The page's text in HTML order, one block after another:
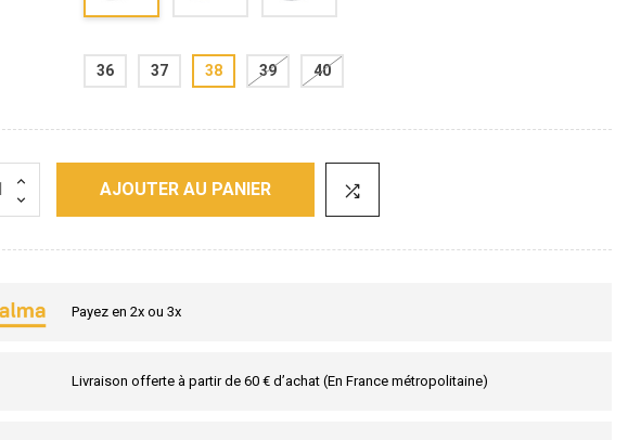
36 37 38 39 40
AJOUTER AU PANIER
Payez en 2x ou 3x
Livraison offerte à partir de 60 € d’achat (En France métropolitaine)